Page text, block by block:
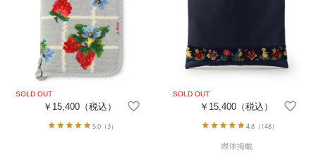
￥15,400（税込）
5.0 （3）
￥15,400 （税込）
4.8（148）